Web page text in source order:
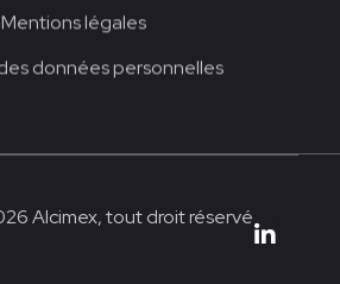
Mentions légales
données personnelles
Alcimex, tout droit réservé